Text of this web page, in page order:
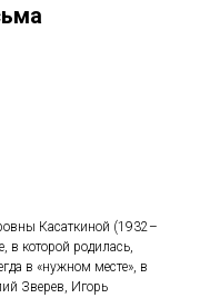
Касаткиной (1932–
в которой родилась,
в «нужном месте», в
Зверев, Игорь